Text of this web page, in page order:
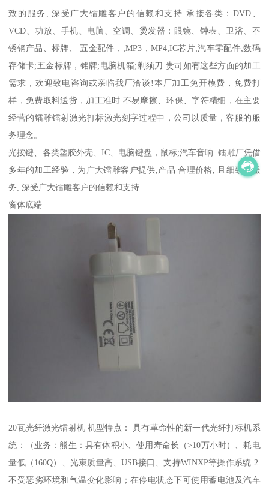
致的服务, 深受广大镭雕客户的信赖和支持 承接各类：DVD、
VCD、功放、手机、电脑、空调、烫发器；眼镜、钟表、卫浴、不
锈钢产品、标牌、 五金配件，;MP3，MP4;IC芯片;汽车零配件;数码
存储卡;五金标牌，铭牌;电脑机箱;剃须刀 贵司如有这些方面的加工
需求，欢迎致电咨询或亲临我厂洽谈!本厂加工免开模费，免费打
样，免费取料送货，加工准时 不易摩擦、环保、字符精细，在主要
经营的镭雕镭射激光打标激光刻字过程中，公司以质量，客服的服
务理念。
光按键、各类塑胶外壳、IC、电脑键盘，鼠标;汽车音响. 镭雕厂凭借
多年的加工经验，为广大镭雕客户提供,产品 合理价格, 且细致的服
务, 深受广大镭雕客户的信赖和支持
窗体底端
20瓦光纤激光镭射机 机型特点： 具有革命性的新一代光纤打标机系
统：（业务：熊生：具有体积小、使用寿命长（>10万小时）、耗电
量低（160Q）、光束质量高、USB接口、支持WINXP等操作系统 2.
不受恶劣环境和气温变化影响；在停电状态下可使用蓄电池及汽车